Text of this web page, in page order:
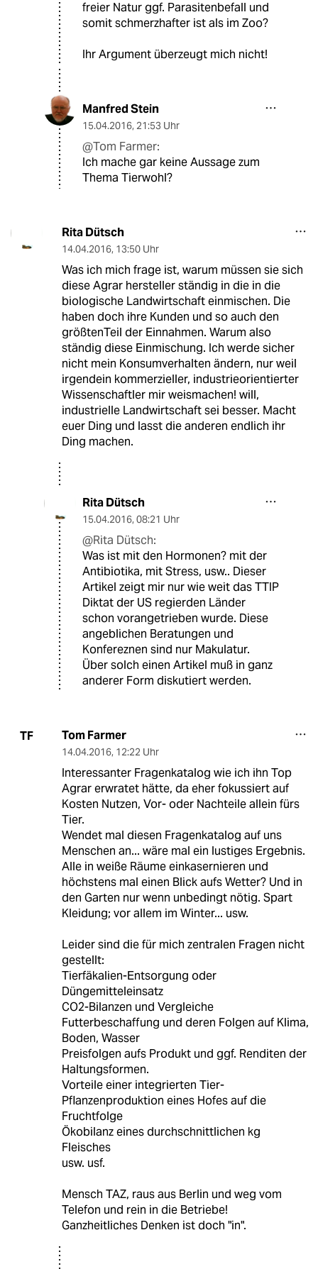
freier Natur ggf. Parasitenbefall und
somit schmerzhafter ist als im Zoo?
Ihr Argument überzeugt mich nicht!
Manfred Stein
15.04.2016, 21:53 Uhr
@Tom Farmer:
Ich mache gar keine Aussage zum
Thema Tierwohl?
Rita Dütsch
14.04.2016, 13:50 Uhr
Was ich mich frage ist, warum müssen sie sich
diese Agrar hersteller ständig in die in die
biologische Landwirtschaft einmischen. Die
haben doch ihre Kunden und so auch den
größtenTeil der Einnahmen. Warum also
ständig diese Einmischung. Ich werde sicher
nicht mein Konsumverhalten ändern, nur weil
irgendein kommerzieller, industrieorientierter
Wissenschaftler mir weismachen! will,
industrielle Landwirtschaft sei besser. Macht
euer Ding und lasst die anderen endlich ihr
Ding machen.
Rita Dütsch
15.04.2016, 08:21 Uhr
@Rita Dütsch:
Was ist mit den Hormonen? mit der
Antibiotika, mit Stress, usw.. Dieser
Artikel zeigt mir nur wie weit das TTIP
Diktat der US regierden Länder
schon vorangetrieben wurde. Diese
angeblichen Beratungen und
Konfereznen sind nur Makulatur.
Über solch einen Artikel muß in ganz
anderer Form diskutiert werden.
TF Tom Farmer
14.04.2016, 12:22 Uhr
Interessanter Fragenkatalog wie ich ihn Top
Agrar erwratet hätte, da eher fokussiert auf
Kosten Nutzen, Vor- oder Nachteile allein fürs
Tier.
Wendet mal diesen Fragenkatalog auf uns
Menschen an... wäre mal ein lustiges Ergebnis.
Alle in weiße Räume einkasernieren und
höchstens mal einen Blick aufs Wetter? Und in
den Garten nur wenn unbedingt nötig. Spart
Kleidung; vor allem im Winter... usw.
Leider sind die für mich zentralen Fragen nicht
gestellt:
Tierfäkalien-Entsorgung oder
Düngemitteleinsatz
CO2-Bilanzen und Vergleiche
Futterbeschaffung und deren Folgen auf Klima,
Boden, Wasser
Preisfolgen aufs Produkt und ggf. Renditen der
Haltungsformen.
Vorteile einer integrierten Tier-
Pflanzenproduktion eines Hofes auf die
Fruchtfolge
Ökobilanz eines durchschnittlichen kg
Fleisches
usw. usf.
Mensch TAZ, raus aus Berlin und weg vom
Telefon und rein in die Betriebe!
Ganzheitliches Denken ist doch "in".